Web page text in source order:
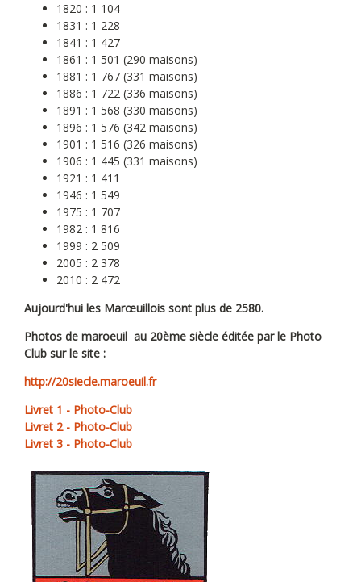
1820 : 1 104
1831 : 1 228
1841 : 1 427
1861 : 1 501 (290 maisons)
1881 : 1 767 (331 maisons)
1886 : 1 722 (336 maisons)
1891 : 1 568 (330 maisons)
1896 : 1 576 (342 maisons)
1901 : 1 516 (326 maisons)
1906 : 1 445 (331 maisons)
1921 : 1 411
1946 : 1 549
1975 : 1 707
1982 : 1 816
1999 : 2 509
2005 : 2 378
2010 : 2 472
Aujourd'hui les Marœuillois sont plus de 2580.
Photos de maroeuil au 20ème siècle éditée par le Photo
Club sur le site :
http://20siecle.maroeuil.fr
Livret 1 - Photo-Club
Livret 2 - Photo-Club
Livret 3 - Photo-Club